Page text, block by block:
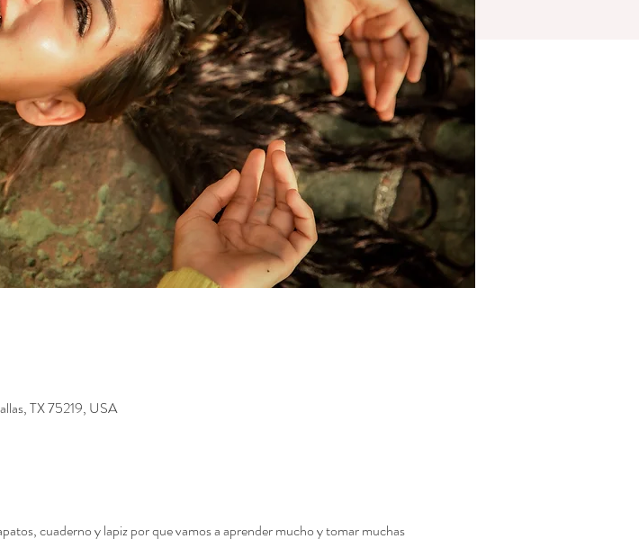
TX 75219, USA
cuaderno y lapiz por que vamos a aprender mucho y tomar muchas